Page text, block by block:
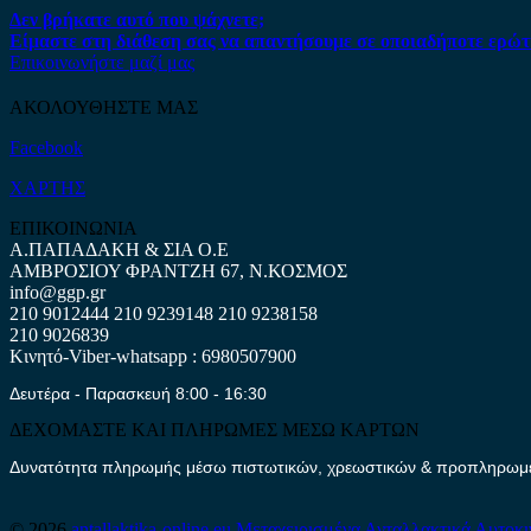
Δεν βρήκατε αυτό που ψάχνετε;
Είμαστε στη διάθεση σας να απαντήσουμε σε οποιαδήποτε
Επικοινωνήστε μαζί μας
ΑΚΟΛΟΥΘΗΣΤΕ ΜΑΣ
Facebook
ΧΑΡΤΗΣ
ΕΠΙΚΟΙΝΩΝΙΑ
Α.ΠΑΠΑΔΑΚΗ & ΣΙΑ Ο.Ε
ΑΜΒΡΟΣΙΟΥ ΦΡΑΝΤΖΗ 67, Ν.ΚΟΣΜΟΣ
info@ggp.gr
210 9012444 210 9239148 210 9238158
210 9026839
Κινητό-Viber-whatsapp : 6980507900
Δευτέρα - Παρασκευή 8:00 - 16:30
ΔΕΧΟΜΑΣΤΕ ΚΑΙ ΠΛΗΡΩΜΕΣ ΜΕΣΩ ΚΑΡΤΩΝ
Δυνατότητα πληρωμής μέσω πιστωτικών, χρεωστικών &